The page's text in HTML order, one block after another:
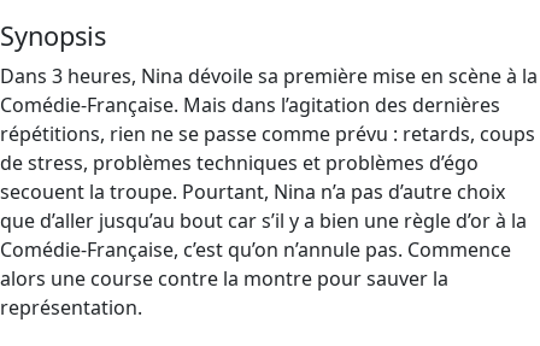
Synopsis
Dans 3 heures, Nina dévoile sa première mise en scène à la
Comédie-Française. Mais dans l’agitation des dernières
répétitions, rien ne se passe comme prévu : retards, coups
de stress, problèmes techniques et problèmes d’égo
secouent la troupe. Pourtant, Nina n’a pas d’autre choix
que d’aller jusqu’au bout car s’il y a bien une règle d’or à la
Comédie-Française, c’est qu’on n’annule pas. Commence
alors une course contre la montre pour sauver la
représentation.